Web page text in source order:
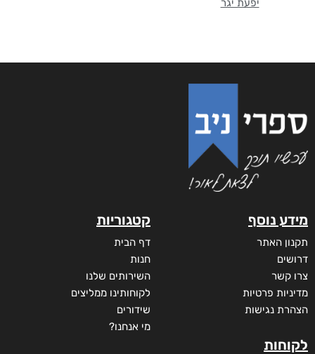
יפעת יגר
מידע נוסף
תקנון האתר
דרושים
צרו קשר
מדיניות פרטיות
הצהרת נגישות
לקוחות
קטגוריות
דף הבית
חנות
השירותים שלנו
לקוחותינו ממליצים
שידורים
מי אנחנו?